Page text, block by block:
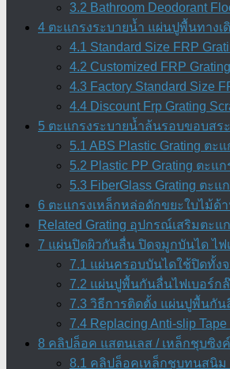
3.2 Bathroom Deodorant
4 ตะแกรงระบายน้ำ แผ่นปูพื้นทางเ
4.1 Standard Size FRP
4.2 Customized FRP
4.3 Factory Standard Size
4.4 Discount Frp Grating
5 ตะแกรงระบายน้ำล้นรอบขอบสระ
5.1 ABS Plastic Grating ต
5.2 Plastic PP Grating ตะ
5.3 FiberGlass Grating ตะ
6 ตะแกรงเหล็กหล่อดักขยะใบไม้ด้
Related Grating อุปกรณ์เสริมตะแ
7 แผ่นปิดผิวกันลื่น ปิดจมูกบันได ไฟ
7.1 แผ่นครอบบันไดใช้ปิดทั้ง
7.2 แผ่นปูพื้นกันลื่นไฟเบอร์กล๊
7.3 วิธีการติดตั้ง แผ่นปูพื้นกัน
7.4 Replacing Anti-slip
8 คลิปล็อค แสตนเลส / เหล็กชุบซิงค์
8.1 คลิปล็อคเหล็กชุบทนสนิม